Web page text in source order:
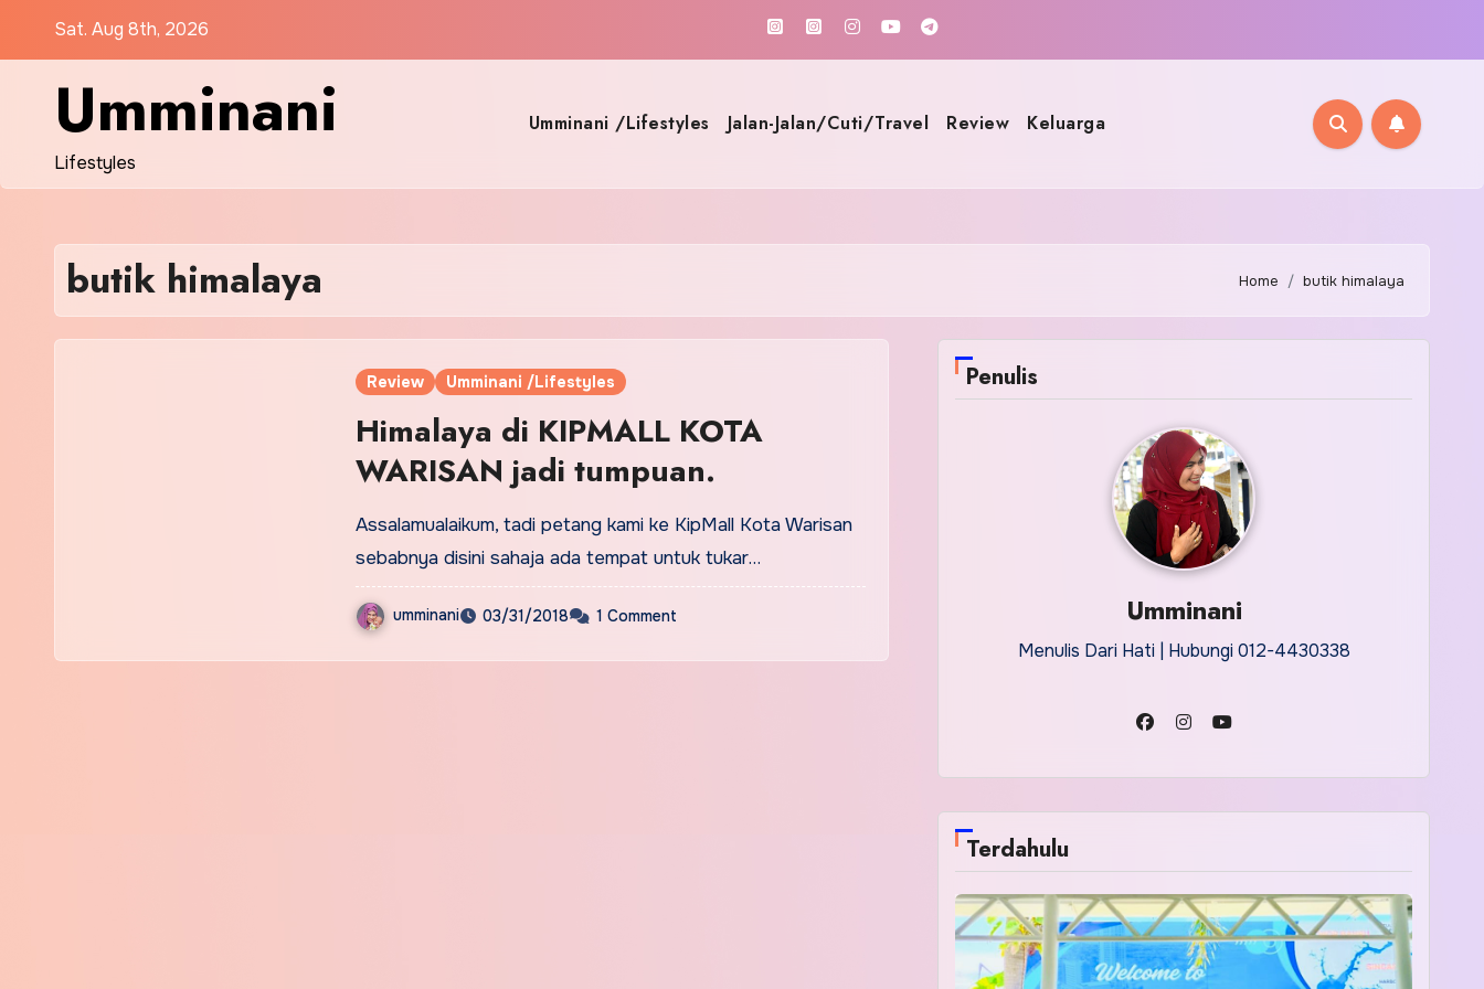
Sat. Aug 8th, 2026
Umminani
Lifestyles
Umminani /Lifestyles Jalan-Jalan/Cuti/Travel Review Keluarga
butik himalaya Home butik himalaya
Review Umminani /Lifestyles
Himalaya di KIPMALL KOTA
WARISAN jadi tumpuan.
Assalamualaikum, tadi petang kami ke KipMall Kota Warisan
sebabnya disini sahaja ada tempat untuk tukar…
umminani 03/31/2018 1 Comment
Penulis
Umminani
Menulis Dari Hati | Hubungi 012-4430338
Terdahulu